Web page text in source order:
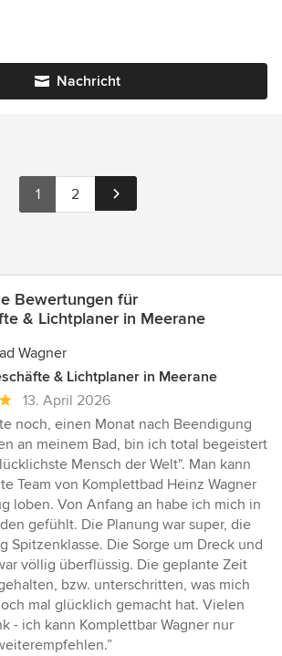
Nachricht
1 2
Bewertungen für
& Lichtplaner in Meerane
Wagner
& Lichtplaner in Meerane
13. April 2026
noch, einen Monat nach Beendigung
an meinem Bad, bin ich total begeistert
Mensch der Welt". Man kann
Team von Komplettbad Heinz Wagner
loben. Von Anfang an habe ich mich in
gefühlt. Die Planung war super, die
Spitzenklasse. Die Sorge um Dreck und
völlig überflüssig. Die geplante Zeit
bzw. unterschritten, was mich
mal glücklich gemacht hat. Vielen
- ich kann Komplettbar Wagner nur